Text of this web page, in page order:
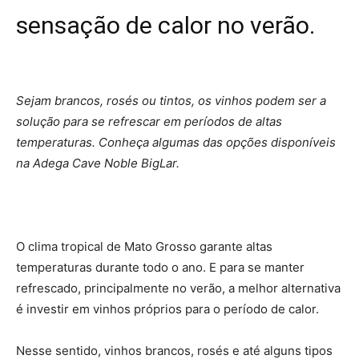
sensação de calor no verão.
Sejam brancos, rosés ou tintos, os vinhos podem ser a
solução para se refrescar em períodos de altas
temperaturas. Conheça algumas das opções disponíveis
na Adega Cave Noble BigLar.
O clima tropical de Mato Grosso garante altas
temperaturas durante todo o ano. E para se manter
refrescado, principalmente no verão, a melhor alternativa
é investir em vinhos próprios para o período de calor.
Nesse sentido, vinhos brancos, rosés e até alguns tipos